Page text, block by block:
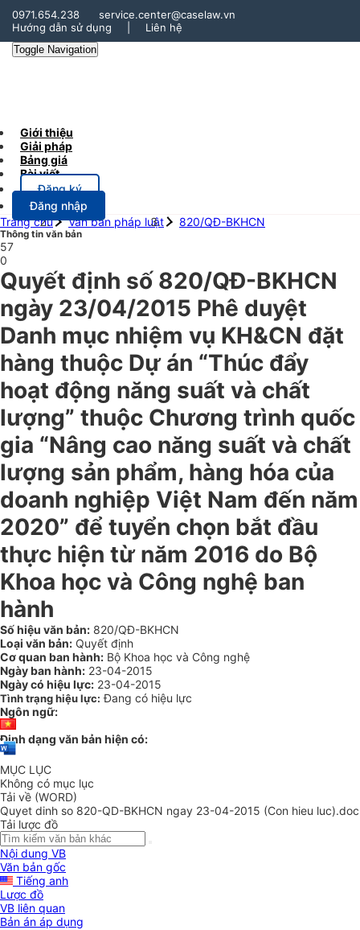
0971.654.238
service.center@caselaw.vn
Hướng dẫn sử dụng
Liên hệ
Toggle Navigation
Giới thiệu
Giải pháp
Bảng giá
Bài viết
Đăng ký
Đăng nhập
Trang chủ
Văn bản pháp luật 820/QĐ-BKHCN
Thông tin văn bản
57
0
Quyết định số 820/QĐ-BKHCN
ngày 23/04/2015 Phê duyệt
Danh mục nhiệm vụ KH&CN đặt
hàng thuộc Dự án “Thúc đẩy
hoạt động năng suất và chất
lượng” thuộc Chương trình quốc
gia “Nâng cao năng suất và chất
lượng sản phẩm, hàng hóa của
doanh nghiệp Việt Nam đến năm
2020” để tuyển chọn bắt đầu
thực hiện từ năm 2016 do Bộ
Khoa học và Công nghệ ban
hành
Số hiệu văn bản: 820/QĐ-BKHCN
Loại văn bản: Quyết định
Cơ quan ban hành: Bộ Khoa học và Công nghệ
Ngày ban hành: 23-04-2015
Ngày có hiệu lực: 23-04-2015
Tình trạng hiệu lực: Đang có hiệu lực
Ngôn ngữ:
Định dạng văn bản hiện có:
MỤC LỤC
Không có mục lục
Tải về (WORD)
Quyet dinh so 820-QD-BKHCN ngay 23-04-2015 (Con hieu luc).doc
Tải lược đồ
Nội dung VB
Văn bản gốc
Tiếng anh
Lược đồ
VB liên quan
Bản án áp dụng